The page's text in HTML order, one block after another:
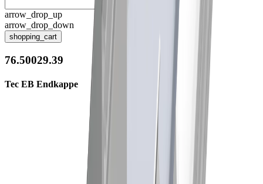
arrow_drop_up
arrow_drop_down
shopping_cart
76.50029.39
Tec EB Endkappe